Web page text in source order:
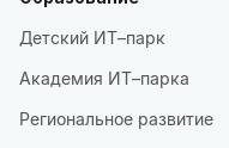
Детский ИТ–парк
Академия ИТ–парка
Региональное развитие